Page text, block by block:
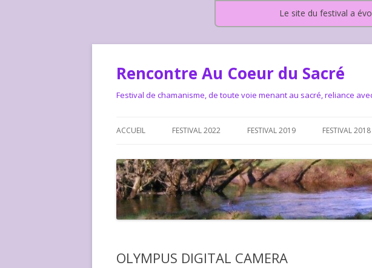
Le site du festival a
Rencontre Au Coeur du Sacré
Festival de chamanisme, de toute voie menant au sacré, reliance
ACCUEIL
LA CHARTE DU FESTIVAL
LE FESTIVAL DEPUIS 2015 – QUI
SOMMES-NOUS ?
LE FESTIVAL DEPUIS 2015…OU
ALLONS-NOUS ?
COMMENT FONCTIONNONS
FESTIVAL 2022 FESTIVAL 2019 FESTIVAL 2018
OLYMPUS DIGITAL CAMERA